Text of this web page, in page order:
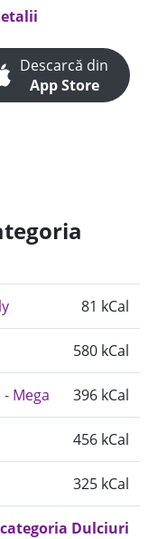
Descarcă din
App Store
81 kCal
580 kCal
Mega 396 kCal
456 kCal
325 kCal
Dulciuri